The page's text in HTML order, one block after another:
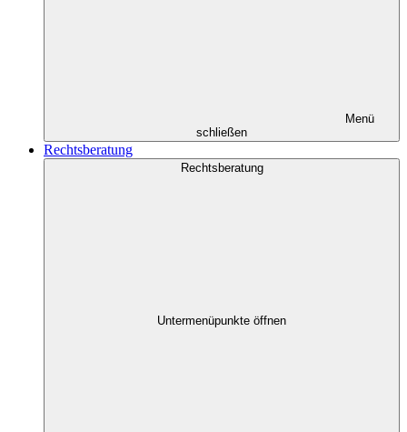
Menü
schließen
Rechtsberatung
Rechtsberatung
Untermenüpunkte öffnen